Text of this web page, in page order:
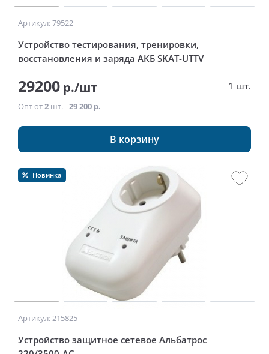
Артикул: 79522
Устройство тестирования, тренировки,
восстановления и заряда АКБ SKAT-UTTV
29200 р./шт 1 шт.
Опт от2 шт. -29 200 р.
В корзину
Новинка
Артикул: 215825
Устройство защитное сетевое Альбатрос